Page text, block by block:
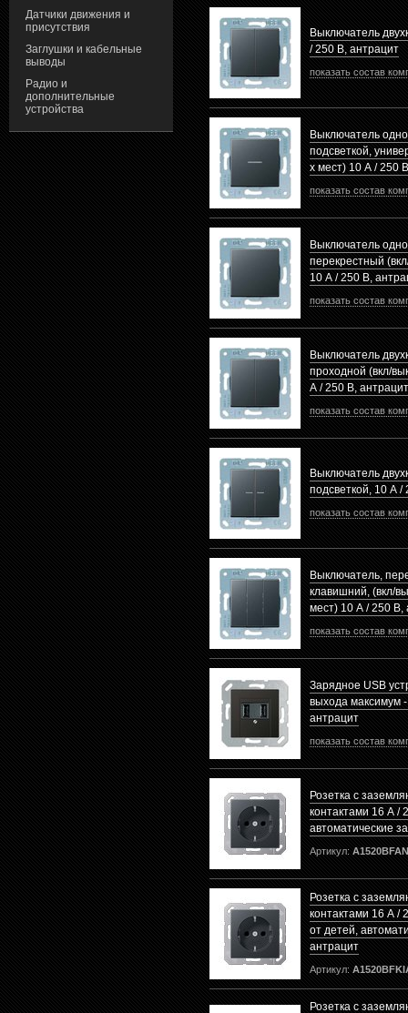
Датчики движения и
присутствия
Заглушки и кабельные
выводы
Радио и
дополнительные
устройства
Выключатель
/ 250 В, антрацит
показать состав
Выключатель
подсветкой,
х мест) 10 А / 250
показать состав
Выключатель
перекрестный
10 А / 250 В,
показать состав
Выключатель
проходной (вкл/
А / 250 В, антрацит
показать состав
Выключатель
подсветкой, 10 А /
показать состав
Выключатель,
клавишний, (вкл/
мест) 10 А / 250 В,
показать состав
Зарядное USB
выхода максимум
антрацит
показать состав
Розетка с
контактами 16 А /
автоматические
Артикул:
Розетка с
контактами 16 А /
от детей,
антрацит
Артикул:
Розетка с